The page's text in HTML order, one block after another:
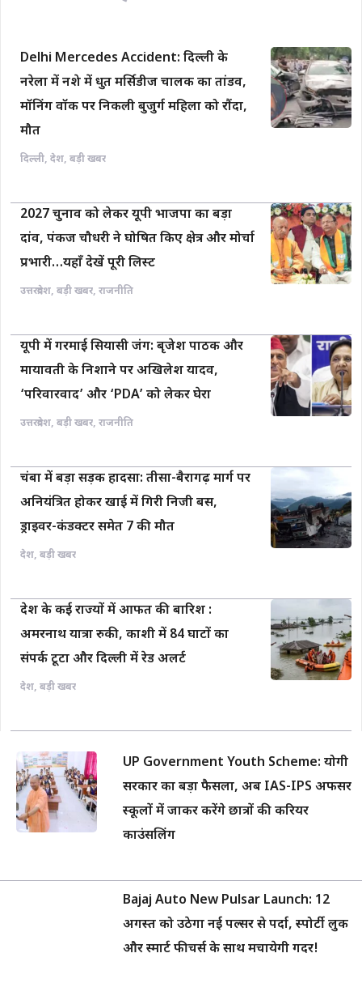
Delhi Mercedes Accident: दिल्ली के
नरेला में नशे में धुत मर्सिडीज चालक का तांडव,
मॉनिंग वॉक पर निकली बुजुर्ग महिला को रौंदा,
मौत
दिल्ली, देश, बड़ी खबर
2027 चुनाव को लेकर यूपी भाजपा का बड़ा
दांव, पंकज चौधरी ने घोषित किए क्षेत्र और मोर्चा
प्रभारी…यहाँ देखें पूरी लिस्ट
उत्तरप्रदेश, बड़ी खबर, राजनीति
यूपी में गरमाई सियासी जंग: बृजेश पाठक और
मायावती के निशाने पर अखिलेश यादव,
‘परिवारवाद’ और ‘PDA’ को लेकर घेरा
उत्तरप्रदेश, बड़ी खबर, राजनीति
चंबा में बड़ा सड़क हादसा: तीसा-बैरागढ़ मार्ग पर
अनियंत्रित होकर खाई में गिरी निजी बस,
ड्राइवर-कंडक्टर समेत 7 की मौत
देश, बड़ी खबर
देश के कई राज्यों में आफत की बारिश :
अमरनाथ यात्रा रुकी, काशी में 84 घाटों का
संपर्क टूटा और दिल्ली में रेड अलर्ट
देश, बड़ी खबर
UP Government Youth Scheme: योगी
सरकार का बड़ा फैसला, अब IAS-IPS अफसर
स्कूलों में जाकर करेंगे छात्रों की करियर
काउंसलिंग
Bajaj Auto New Pulsar Launch: 12
अगस्त को उठेगा नई पल्सर से पर्दा, स्पोर्टी लुक
और स्मार्ट फीचर्स के साथ मचायेगी गदर!